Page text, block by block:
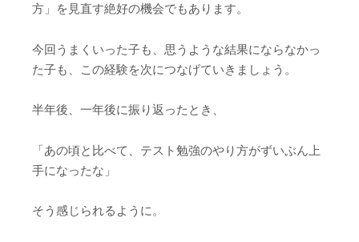
方」を見直す絶好の機会でもあります。
今回うまくいった子も、思うような結果にならなかっ
た子も、この経験を次につなげていきましょう。
半年後、一年後に振り返ったとき、
「あの頃と比べて、テスト勉強のやり方がずいぶん上
手になったな」
そう感じられるように。